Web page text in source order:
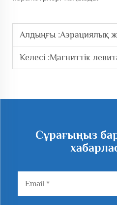
Алдыңғы :Аэрациялық желдеткішті
Келесі :Магниттік левитация үрлегіштері
Сұрағыңыз